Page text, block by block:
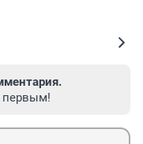
первым!